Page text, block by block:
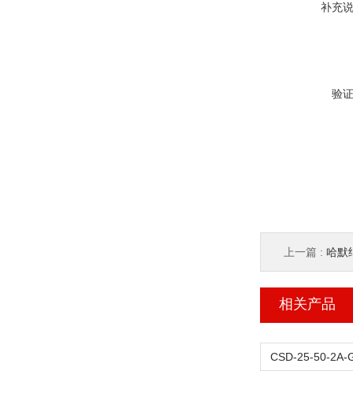
补充
验
上一篇 : 哈默
相关产品